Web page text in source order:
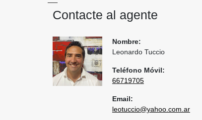
Contacte al agente
Nombre:
Leonardo Tuccio
Teléfono Móvil:
66719705
Email:
leotuccio@yahoo.com.ar